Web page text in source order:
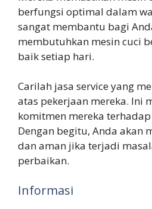
berfungsi optimal dalam
sangat membantu bagi
membutuhkan mesin cuci
baik setiap hari.
Carilah jasa service yang
atas pekerjaan mereka. Ini
komitmen mereka
Dengan begitu, Anda akan
dan aman jika terjadi
perbaikan.
Informasi